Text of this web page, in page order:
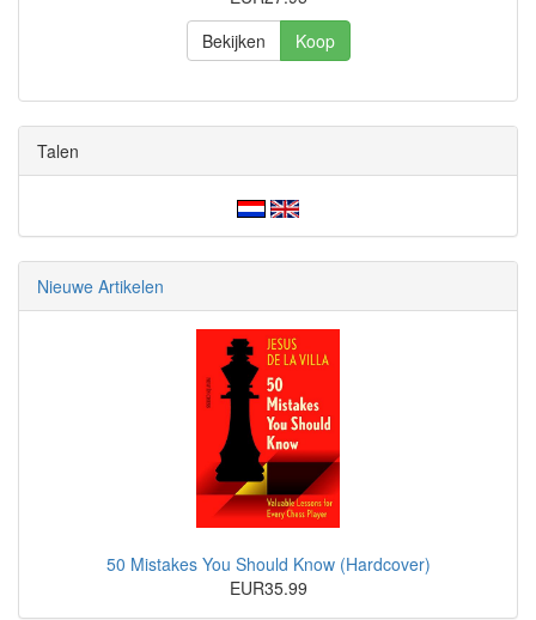
Bekijken
Koop
Talen
Nieuwe Artikelen
50 Mistakes You Should Know (Hardcover)
EUR35.99